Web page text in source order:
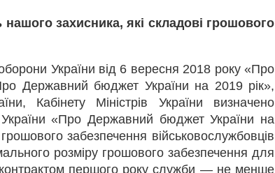
захисника, які складові грошового
України від 6 вересня 2018 року «Про
Державний бюджет України на 2019 рік»,
Кабінету Міністрів України визначено
«Про Державний бюджет України на
забезпечення військовослужбовців
розміру грошового забезпечення для
контрактом першого року служби — не менше